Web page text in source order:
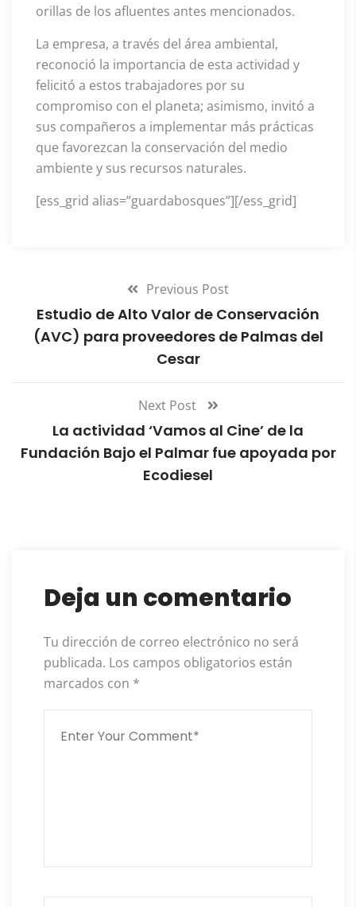
orillas de los afluentes antes mencionados.
La empresa, a través del área ambiental,
reconoció la importancia de esta actividad y
felicitó a estos trabajadores por su
compromiso con el planeta; asimismo, invitó a
sus compañeros a implementar más prácticas
que favorezcan la conservación del medio
ambiente y sus recursos naturales.
[ess_grid alias=”guardabosques”][/ess_grid]
Previous Post
Estudio de Alto Valor de Conservación
(AVC) para proveedores de Palmas del
Cesar
Next Post
La actividad ‘Vamos al Cine’ de la
Fundación Bajo el Palmar fue apoyada por
Ecodiesel
Deja un comentario
Tu dirección de correo electrónico no será
publicada. Los campos obligatorios están
marcados con *